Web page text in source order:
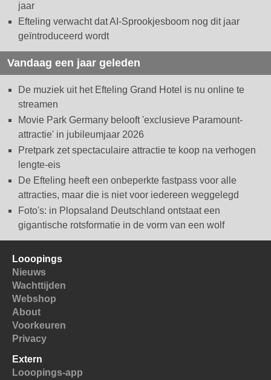
jaar
Efteling verwacht dat AI-Sprookjesboom nog dit jaar
geïntroduceerd wordt
Vandaag een jaar geleden
De muziek uit het Efteling Grand Hotel is nu online te
streamen
Movie Park Germany belooft 'exclusieve Paramount-
attractie' in jubileumjaar 2026
Pretpark zet spectaculaire attractie te koop na verhogen
lengte-eis
De Efteling heeft een onbeperkte fastpass voor alle
attracties, maar die is niet voor iedereen weggelegd
Foto's: in Plopsaland Deutschland ontstaat een
gigantische rotsformatie in de vorm van een wolf
Looopings
Nieuws
Wachttijden
Webshop
About
Voorkeuren
Privacy
Extern
Looopings-app